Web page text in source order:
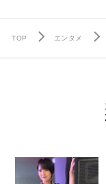
TOP エンタメ